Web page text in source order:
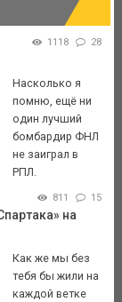
1118 28
Насколько я
помню, ещё ни
один лучший
бомбардир ФНЛ
не заиграл в
РПЛ.
811 15
на
Как же мы без
тебя бы жили на
каждой ветке